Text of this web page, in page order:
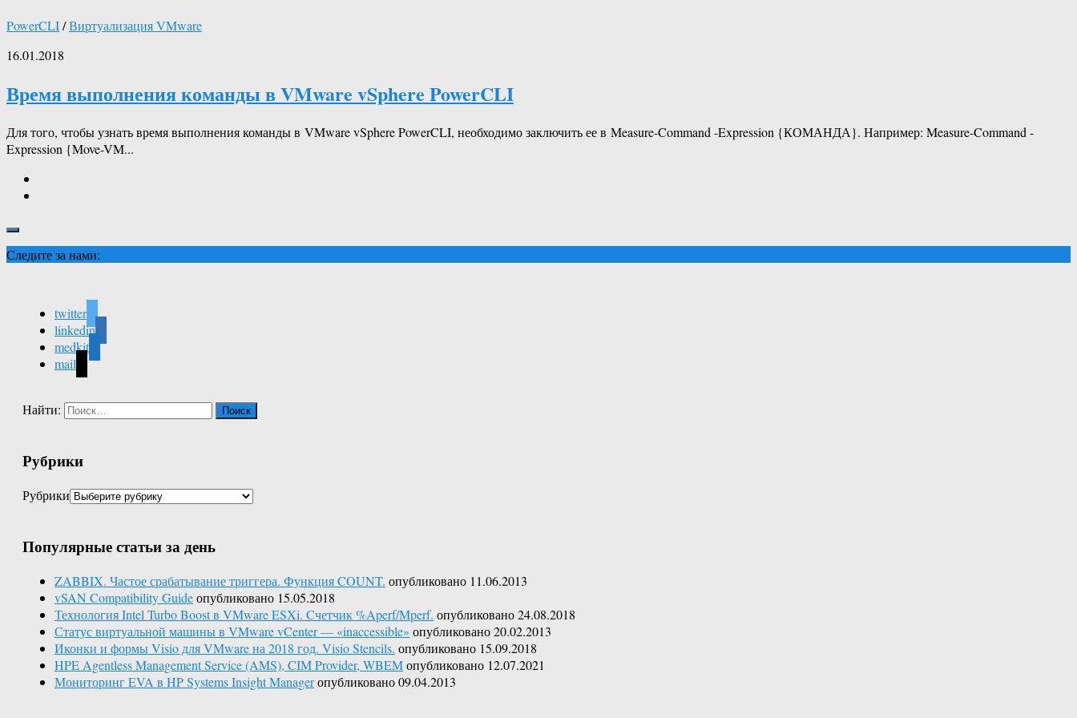
PowerCLI/Виртуализация VMware
16.01.2018
Время выполнения команды в VMware vSphere PowerCLI
Для того, чтобы узнать время выполнения команды в VMware vSphere PowerCLI, необходимо заключить ее в Measure-Command -Expression {КОМАНДА}. Например: Measure-Command -
Expression {Move-VM...
Следите за нами:
twitter
linkedin
medkit
mail
Найти:
Рубрики
Рубрики
Популярные статьи за день
ZABBIX. Частое срабатывание триггера. Функция COUNT. опубликовано 11.06.2013
vSAN Compatibility Guideопубликовано 15.05.2018
Технология Intel Turbo Boost в VMware ESXi. Cчетчик %Aperf/Mperf. опубликовано 24.08.2018
Статус виртуальной машины в VMware vCenter — «inaccessible» опубликовано 20.02.2013
Иконки и формы Visio для VMware на 2018 год. Visio Stencils. опубликовано 15.09.2018
HPE Agentless Management Service (AMS), CIM Provider, WBEMопубликовано 12.07.2021
Мониторинг EVA в HP Systems Insight Managerопубликовано 09.04.2013